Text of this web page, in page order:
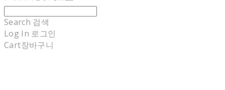
Search 검색
Log In 로그인
Cart장바구니